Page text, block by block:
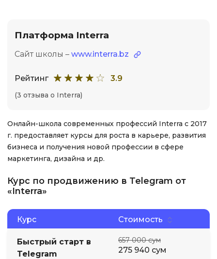
Платформа Interra
Сайт школы – www.interra.bz
Рейтинг 3.9
(3 отзыва о Interra)
Онлайн-школа современных профессий Interra с 2017
г. предоставляет курсы для роста в карьере, развития
бизнеса и получения новой профессии в сфере
маркетинга, дизайна и др.
Курс по продвижению в Telegram от
«Interra»
Курс Стоимость
Быстрый старт в
Telegram
657 000 сум
275 940 сум